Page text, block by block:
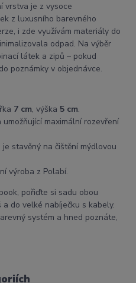
vrstva je z vysoce
z luxusního barevného
i zde využívám materiály do
odpad. Na výběr
látek a zipů – pokud
poznámky v objednávce.
7 cm, výška 5 cm.
maximální rozevření
stavěný na čištění mýdlovou
výroba z Polabí.
pořiďte si sadu obou
a do velké nabíječku s kabely.
systém a hned poznáte,